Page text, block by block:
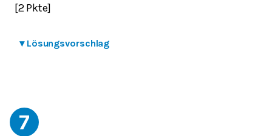
[2 Pkte]
▾ Lösungsvorschlag
7